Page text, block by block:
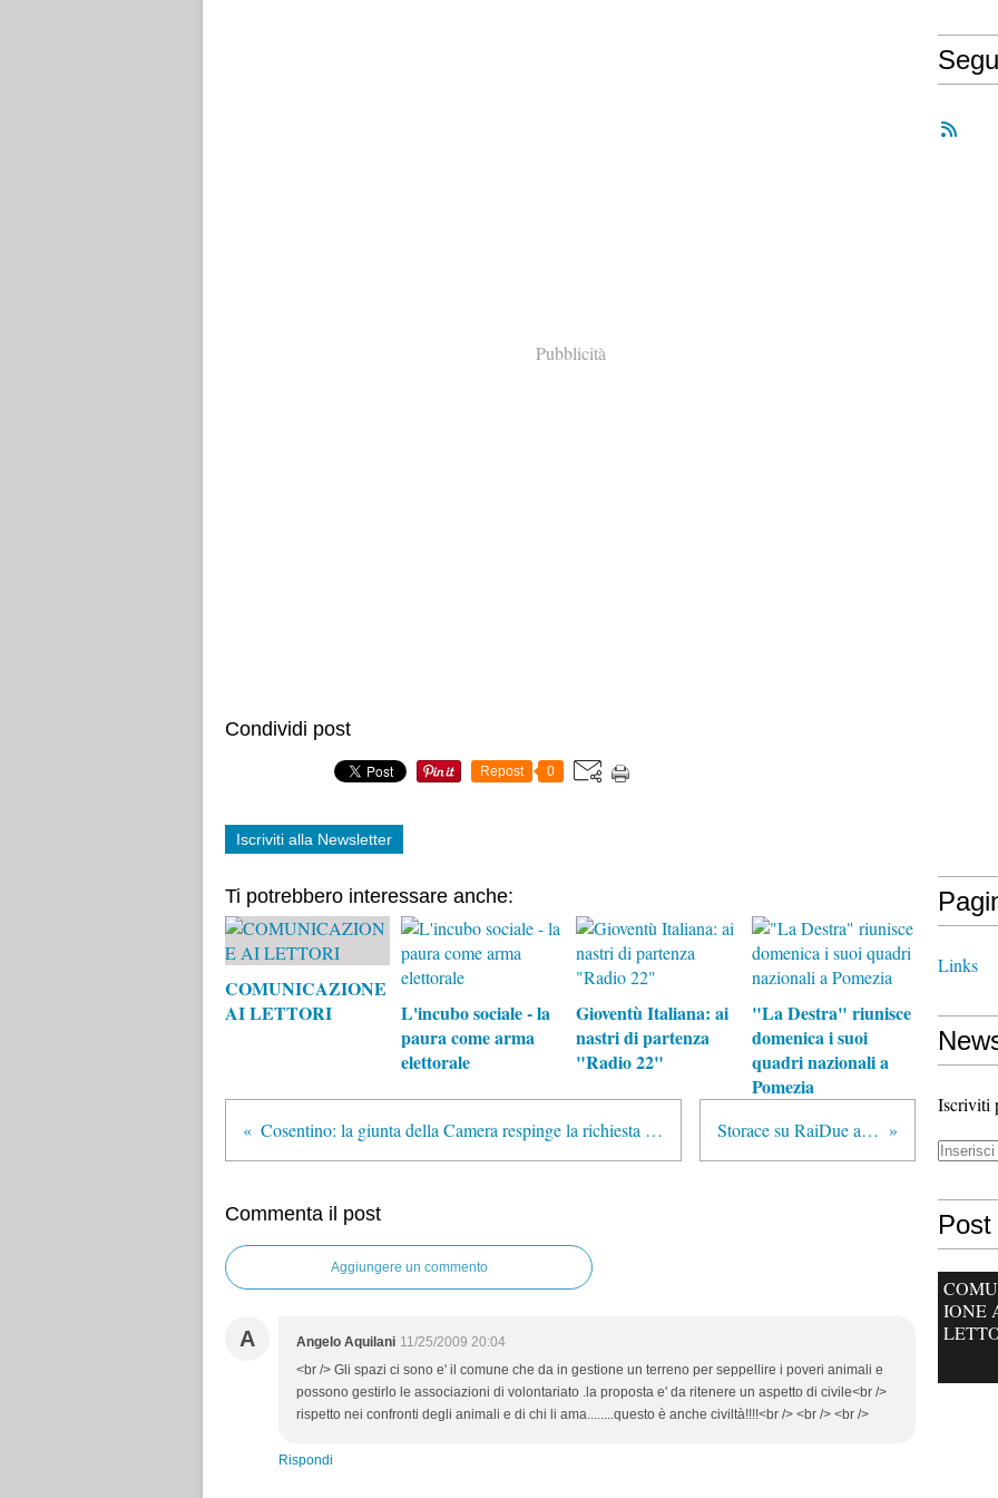
Pubblicità
Condividi post
Repost 0
Iscriviti alla Newsletter
Ti potrebbero interessare anche:
COMUNICAZIONE
AI LETTORI
L'incubo sociale - la
paura come arma
elettorale
Gioventù Italiana: ai
nastri di partenza
"Radio 22"
"La Destra" riunisce
domenica i suoi
quadri nazionali a
Pomezia
Cosentino: la giunta della Camera respinge la richiesta di arresto Storace su RaiDue alle 14
Commenta il post
Aggiungere un commento
A Angelo Aquilani 11/25/2009 20:04
<br /> Gli spazi ci sono e' il comune che da in gestione un terreno per seppellire i poveri animali e
possono gestirlo le associazioni di volontariato .la proposta e' da ritenere un aspetto di civile<br />
rispetto nei confronti degli animali e di chi li ama........questo è anche civiltà!!!!<br /> <br /> <br />
Rispondi
Links
Iscriviti
IONE